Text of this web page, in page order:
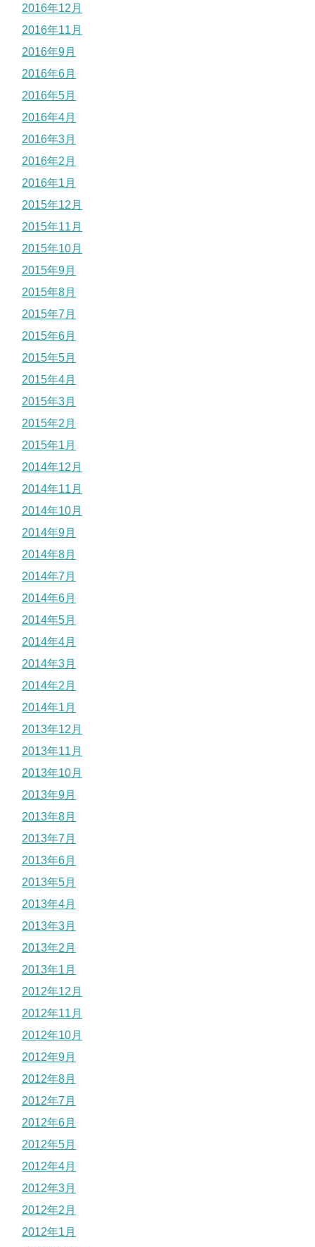
2016年12月
2016年11月
2016年9月
2016年6月
2016年5月
2016年4月
2016年3月
2016年2月
2016年1月
2015年12月
2015年11月
2015年10月
2015年9月
2015年8月
2015年7月
2015年6月
2015年5月
2015年4月
2015年3月
2015年2月
2015年1月
2014年12月
2014年11月
2014年10月
2014年9月
2014年8月
2014年7月
2014年6月
2014年5月
2014年4月
2014年3月
2014年2月
2014年1月
2013年12月
2013年11月
2013年10月
2013年9月
2013年8月
2013年7月
2013年6月
2013年5月
2013年4月
2013年3月
2013年2月
2013年1月
2012年12月
2012年11月
2012年10月
2012年9月
2012年8月
2012年7月
2012年6月
2012年5月
2012年4月
2012年3月
2012年2月
2012年1月